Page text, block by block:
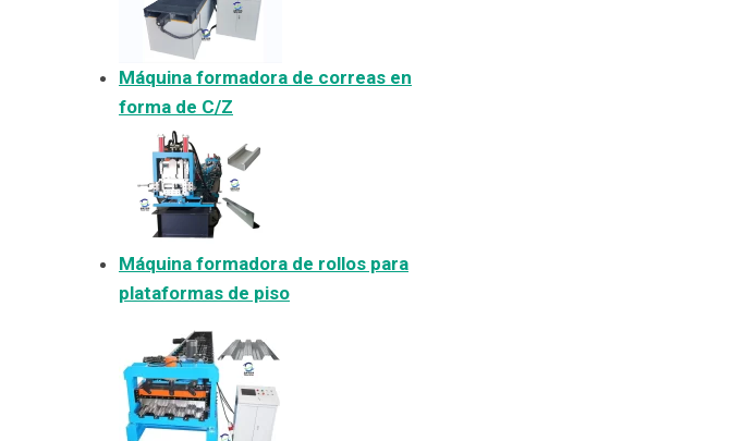
Máquina formadora de correas en
forma de C/Z
Máquina formadora de rollos para
plataformas de piso